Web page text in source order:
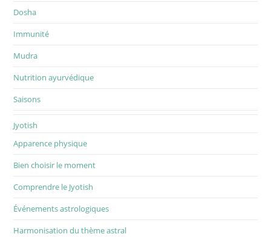
Dosha
Immunité
Mudra
Nutrition ayurvédique
Saisons
Jyotish
Apparence physique
Bien choisir le moment
Comprendre le Jyotish
Événements astrologiques
Harmonisation du thème astral